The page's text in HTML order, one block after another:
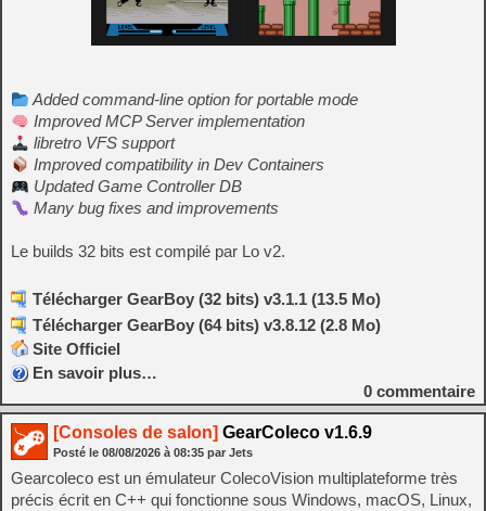
Added command-line option for portable mode
Improved MCP Server implementation
libretro VFS support
Improved compatibility in Dev Containers
Updated Game Controller DB
Many bug fixes and improvements
Le builds 32 bits est compilé par Lo v2.
Télécharger GearBoy (32 bits) v3.1.1 (13.5 Mo)
Télécharger GearBoy (64 bits) v3.8.12 (2.8 Mo)
Site Officiel
En savoir plus…
0 commentaire
[Consoles de salon] GearColeco v1.6.9
Posté le 08/08/2026 à 08:35 par Jets
Gearcoleco est un émulateur ColecoVision multiplateforme très
précis écrit en C++ qui fonctionne sous Windows, macOS, Linux,